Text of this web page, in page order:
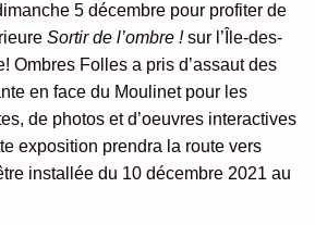
5 décembre pour profiter de
Sortir de l’ombre !sur l’Île-des-
Ombres Folles a pris d’assaut des
en face du Moulinet pour les
de photos et d’oeuvres interactives
exposition prendra la route vers
installée du 10 décembre 2021 au